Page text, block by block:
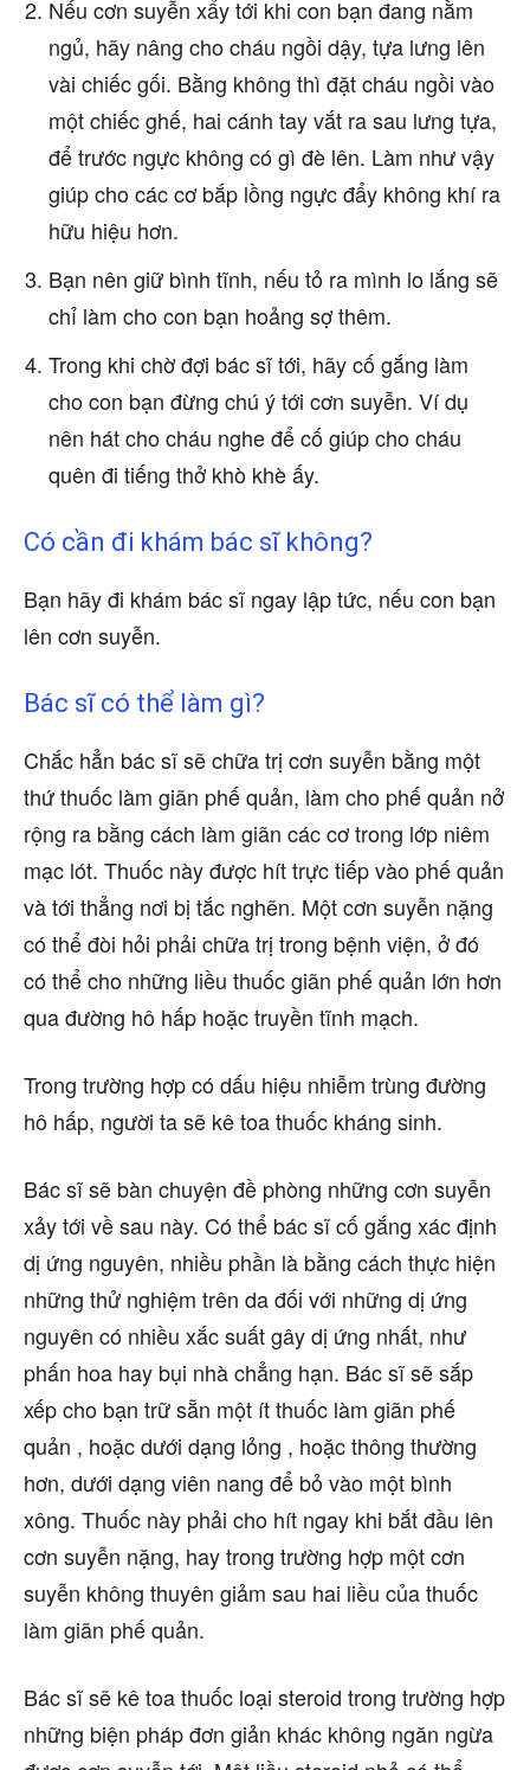
Nếu cơn suyễn xẩy tới khi con bạn đang nằm
ngủ, hãy nâng cho cháu ngồi dậy, tựa lưng lên
vài chiếc gối. Bằng không thì đặt cháu ngồi vào
một chiếc ghế, hai cánh tay vắt ra sau lưng tựa,
để trước ngực không có gì đè lên. Làm như vậy
giúp cho các cơ bắp lồng ngực đẩy không khí ra
hữu hiệu hơn.
Bạn nên giữ bình tĩnh, nếu tỏ ra mình lo lắng sẽ
chỉ làm cho con bạn hoảng sợ thêm.
Trong khi chờ đợi bác sĩ tới, hãy cố gắng làm
cho con bạn đừng chú ý tới cơn suyễn. Ví dụ
nên hát cho cháu nghe để cố giúp cho cháu
quên đi tiếng thở khò khè ấy.
Có cần đi khám bác sĩ không?
Bạn hãy đi khám bác sĩ ngay lập tức, nếu con bạn
lên cơn suyễn.
Bác sĩ có thể làm gì?
Chắc hẳn bác sĩ sẽ chữa trị cơn suyễn bằng một
thứ thuốc làm giãn phế quản, làm cho phế quản nở
rộng ra bằng cách làm giãn các cơ trong lớp niêm
mạc lót. Thuốc này được hít trực tiếp vào phế quản
và tới thẳng nơi bị tắc nghẽn. Một cơn suyễn nặng
có thể đòi hỏi phải chữa trị trong bệnh viện, ở đó
có thể cho những liều thuốc giãn phế quản lớn hơn
qua đường hô hấp hoặc truyền tĩnh mạch.
Trong trường hợp có dấu hiệu nhiễm trùng đường
hô hấp, người ta sẽ kê toa thuốc kháng sinh.
Bác sĩ sẽ bàn chuyện đề phòng những cơn suyễn
xảy tới về sau này. Có thể bác sĩ cố gắng xác định
dị ứng nguyên, nhiều phần là bằng cách thực hiện
những thử nghiệm trên da đối với những dị ứng
nguyên có nhiều xắc suất gây dị ứng nhất, như
phấn hoa hay bụi nhà chẳng hạn. Bác sĩ sẽ sắp
xếp cho bạn trữ sẵn một ít thuốc làm giãn phế
quản , hoặc dưới dạng lỏng , hoặc thông thường
hơn, dưới dạng viên nang để bỏ vào một bình
xông. Thuốc này phải cho hít ngay khi bắt đầu lên
cơn suyễn nặng, hay trong trường hợp một cơn
suyễn không thuyên giảm sau hai liều của thuốc
làm giãn phế quản.
Bác sĩ sẽ kê toa thuốc loại steroid trong trường hợp
những biện pháp đơn giản khác không ngăn ngừa